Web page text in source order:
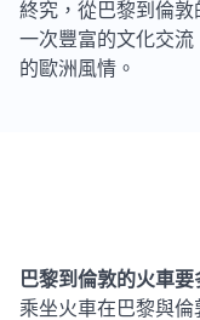
終究，從巴黎到倫
一次豐富的文化交流
的歐洲風情。
巴黎到倫敦的火車要
乘坐火車在巴黎與